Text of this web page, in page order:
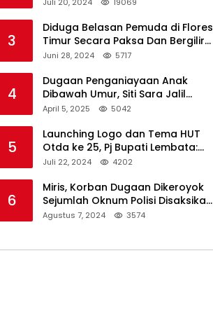
3
Diduga Belasan Pemuda di Flores
Timur Secara Paksa Dan Bergilir
Setubuhi Gadis di Bawah Umur
Juni 28, 2024 5717
4
Dugaan Penganiayaan Anak
Dibawah Umur, Siti Sara Jalil
Seorang Warga Desa Normal 1
April 5, 2025 5042
5
Launching Logo dan Tema HUT
Otda ke 25, Pj Bupati Lembata:
Tema ini Bukan Sekedar Refleksi
Juli 22, 2024 4202
6
Miris, Korban Dugaan Dikeroyok
Sejumlah Oknum Polisi Disaksikan
Istri
Agustus 7, 2024 3574